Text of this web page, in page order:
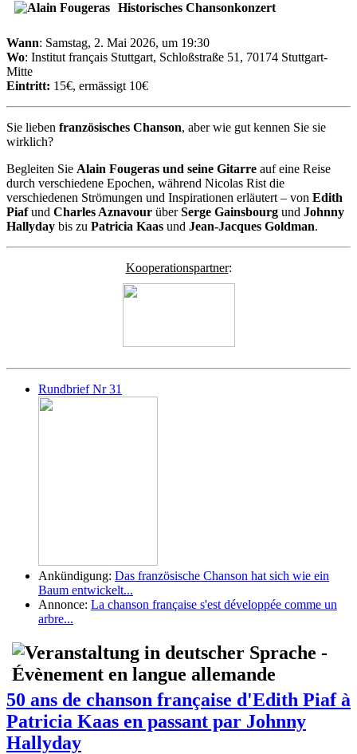
Historisches Chansonkonzert
Wann: Samstag, 2. Mai 2026, um 19:30
Wo: Institut français Stuttgart, Schloßstraße 51, 70174 Stuttgart-
Mitte
Eintritt: 15€, ermässigt 10€
Sie lieben französisches Chanson, aber wie gut kennen Sie sie
wirklich?
Begleiten Sie Alain Fougeras und seine Gitarre auf eine Reise
durch verschiedene Epochen, während Nicolas Rist die
verschiedenen Strömungen und Inspirationen erläutert – von Edith
Piafund Charles Aznavour überSerge Gainsbourg und Johnny
Hallyday bis zu Patricia Kaas und Jean-Jacques Goldman.
Kooperationspartner:
Rundbrief Nr 31
Ankündigung: Das französische Chanson hat sich wie ein
Baum entwickelt...
Annonce: La chanson française s'est développée comme un
arbre...
50 ans de chanson française d'Edith Piaf à
Patricia Kaas en passant par Johnny
Hallyday